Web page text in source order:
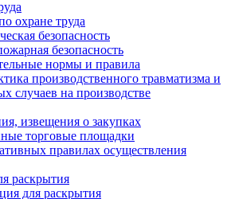
охране труда
безопасность
безопасность
нормы и правила
производственного травматизма и
случаев на производстве
извещения о закупках
торговые площадки
правилах осуществления
раскрытия
для раскрытия